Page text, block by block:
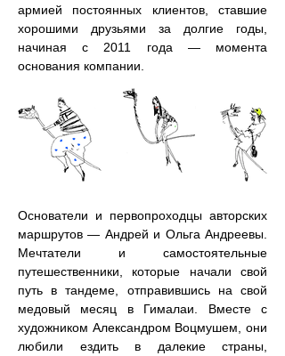
армией постоянных клиентов, ставшие
хорошими друзьями за долгие годы,
начиная с 2011 года — момента
основания компании.
Основатели и первопроходцы авторских
маршрутов — Андрей и Ольга Андреевы.
Мечтатели и самостоятельные
путешественники, которые начали свой
путь в тандеме, отправившись на свой
медовый месяц в Гималаи. Вместе с
художником Александром Воцмушем, они
любили ездить в далекие страны,